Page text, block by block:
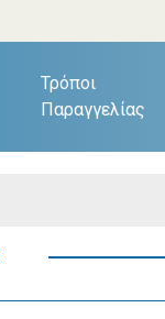
Τρόποι
Παραγγελίας